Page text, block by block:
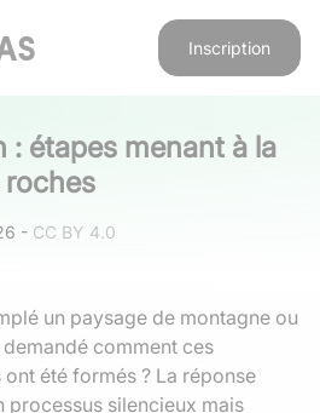
Inscription
: étapes menant à la
- CC BY 4.0
un paysage de montagne ou
comment ces
été formés ? La réponse
processus silencieux mais